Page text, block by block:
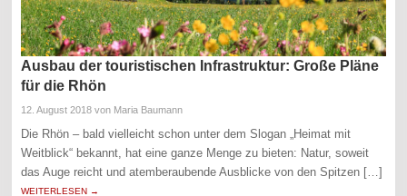
Ausbau der touristischen Infrastruktur: Große Pläne
für die Rhön
12. August 2018 von Maria Baumann
Die Rhön – bald vielleicht schon unter dem Slogan „Heimat mit
Weitblick“ bekannt, hat eine ganze Menge zu bieten: Natur, soweit
das Auge reicht und atemberaubende Ausblicke von den Spitzen […]
WEITERLESEN →